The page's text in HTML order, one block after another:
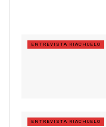
ENTREVISTA RIACHUELO
ENTREVISTA RIACHUELO